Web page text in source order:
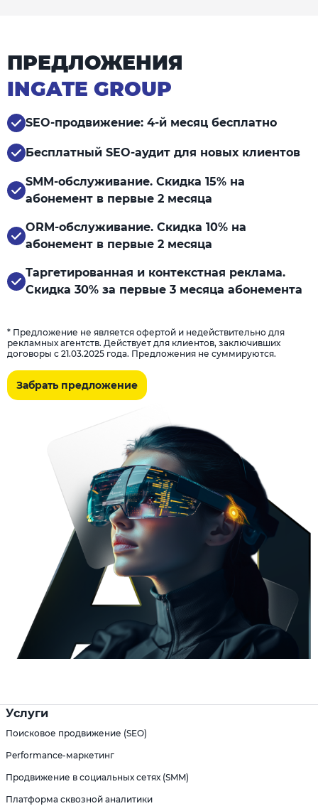
ПРЕДЛОЖЕНИЯ
INGATE GROUP
SEO-продвижение: 4-й месяц бесплатно
Бесплатный SEO-аудит для новых клиентов
SMM-обслуживание. Скидка 15% на
абонемент в первые 2 месяца
ORM-обслуживание. Скидка 10% на
абонемент в первые 2 месяца
Таргетированная и контекстная реклама.
Скидка 30% за первые 3 месяца абонемента
* Предложение не является офертой и недействительно для
рекламных агентств. Действует для клиентов, заключивших
договоры с 21.03.2025 года. Предложения не суммируются.
Забрать предложение
Услуги
Поисковое продвижение (SEO)
Performance-маркетинг
Продвижение в социальных сетях (SMM)
Платформа сквозной аналитики